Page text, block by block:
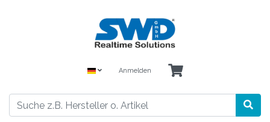
Anmelden